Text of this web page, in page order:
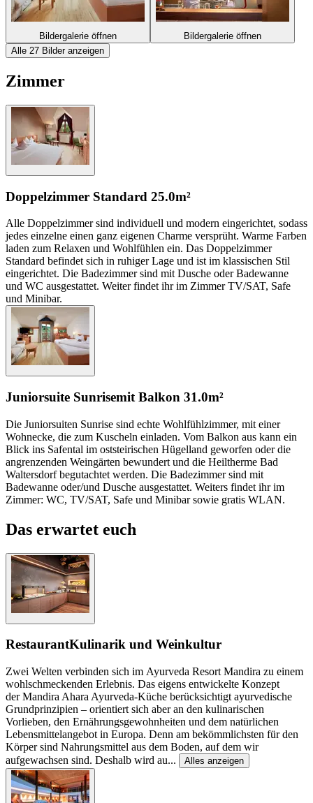
Bildergalerie öffnen
Bildergalerie öffnen
Alle 27 Bilder anzeigen
Zimmer
Doppelzimmer Standard 25.0m²
Alle Doppelzimmer sind individuell und modern eingerichtet, sodass
jedes einzelne einen ganz eigenen Charme versprüht. Warme Farben
laden zum Relaxen und Wohlfühlen ein. Das Doppelzimmer
Standard befindet sich in ruhiger Lage und ist im klassischen Stil
eingerichtet. Die Badezimmer sind mit Dusche oder Badewanne
und WC ausgestattet. Weiter findet ihr im Zimmer TV/SAT, Safe
und Minibar.
Juniorsuite Sunrisemit Balkon 31.0m²
Die Juniorsuiten Sunrise sind echte Wohlfühlzimmer, mit einer
Wohnecke, die zum Kuscheln einladen. Vom Balkon aus kann ein
Blick ins Safental im oststeirischen Hügelland geworfen oder die
angrenzenden Weingärten bewundert und die Heiltherme Bad
Waltersdorf begutachtet werden. Die Badezimmer sind mit
Badewanne oder/und Dusche ausgestattet. Weiters findet ihr im
Zimmer: WC, TV/SAT, Safe und Minibar sowie gratis WLAN.
Das erwartet euch
RestaurantKulinarik und Weinkultur
Zwei Welten verbinden sich im Ayurveda Resort Mandira zu einem
wohlschmeckenden Erlebnis. Das eigens entwickelte Konzept
der Mandira Ahara Ayurveda-Küche berücksichtigt ayurvedische
Grundprinzipien – orientiert sich aber an den kulinarischen
Vorlieben, den Ernährungsgewohnheiten und dem natürlichen
Lebensmittelangebot in Europa. Denn am bekömmlichsten für den
Körper sind Nahrungsmittel aus dem Boden, auf dem wir
aufgewachsen sind. Deshalb wird au... Alles anzeigen